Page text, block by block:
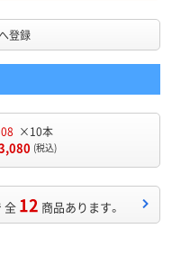
登録
×10本
(税込)
全 12 商品あります。